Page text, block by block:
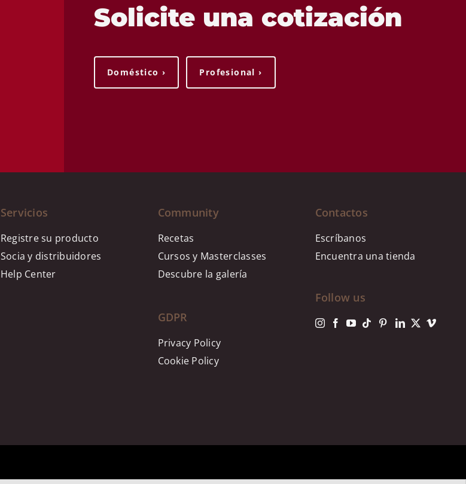
Solicite una cotización
Doméstico › Profesional ›
Servicios
Registre su producto
Socia y distribuidores
Help Center
Community
Recetas
Cursos y Masterclasses
Descubre la galería
GDPR
Privacy Policy
Cookie Policy
Contactos
Escríbanos
Encuentra una tienda
Follow us